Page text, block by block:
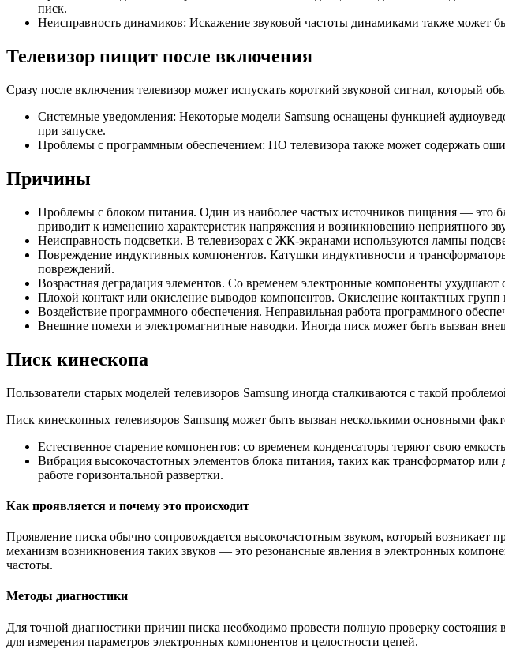
писк.
Неисправность динамиков: Искажение звуковой частоты динамиками также может
Телевизор пищит после включения
Сразу после включения телевизор может испускать короткий звуковой сигнал, который
Системные уведомления: Некоторые модели Samsung оснащены функцией
при запуске.
Проблемы с программным обеспечением: ПО телевизора также может содержать
Причины
Проблемы с блоком питания. Один из наиболее частых источников пищания — это
приводит к изменению характеристик напряжения и возникновению неприятного
Неисправность подсветки. В телевизорах с ЖК-экранами используются лампы
Повреждение индуктивных компонентов. Катушки индуктивности и
повреждений.
Возрастная деградация элементов. Со временем электронные компоненты
Плохой контакт или окисление выводов компонентов. Окисление контактных
Воздействие программного обеспечения. Неправильная работа программного
Внешние помехи и электромагнитные наводки. Иногда писк может быть вызван
Писк кинескопа
Пользователи старых моделей телевизоров Samsung иногда сталкиваются с такой
Писк кинескопных телевизоров Samsung может быть вызван несколькими основными
Естественное старение компонентов: со временем конденсаторы теряют свою
Вибрация высокочастотных элементов блока питания, таких как трансформатор
работе горизонтальной развертки.
Как проявляется и почему это происходит
Проявление писка обычно сопровождается высокочастотным звуком, который возникает
механизм возникновения таких звуков — это резонансные явления в электронных
частоты.
Методы диагностики
Для точной диагностики причин писка необходимо провести полную проверку состояния
для измерения параметров электронных компонентов и целостности цепей.